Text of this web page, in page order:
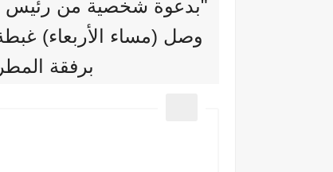
"بدعوة شخصية من رئيس
وصل (مساء الأربعاء)
برفقة